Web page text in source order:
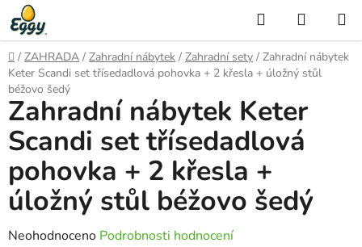
Přejít
na
obsah
Hledat
KOŠÍK
Domů
/ ZAHRADA / Zahradní nábytek / Zahradní sety / Zahradní nábytek
Keter Scandi set třísedadlová pohovka + 2 křesla + úložný stůl
béžovo šedý
Zahradní nábytek Keter
Scandi set třísedadlová
pohovka + 2 křesla +
úložný stůl béžovo šedý
Průměrné
Neohodnoceno Podrobnosti hodnocení